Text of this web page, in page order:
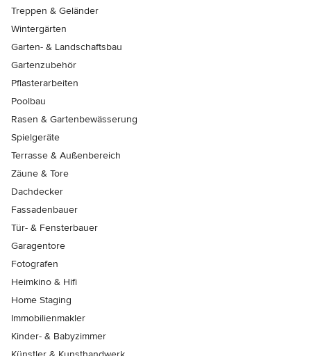
Treppen & Geländer
Wintergärten
Garten- & Landschaftsbau
Gartenzubehör
Pflasterarbeiten
Poolbau
Rasen & Gartenbewässerung
Spielgeräte
Terrasse & Außenbereich
Zäune & Tore
Dachdecker
Fassadenbauer
Tür- & Fensterbauer
Garagentore
Fotografen
Heimkino & Hifi
Home Staging
Immobilienmakler
Kinder- & Babyzimmer